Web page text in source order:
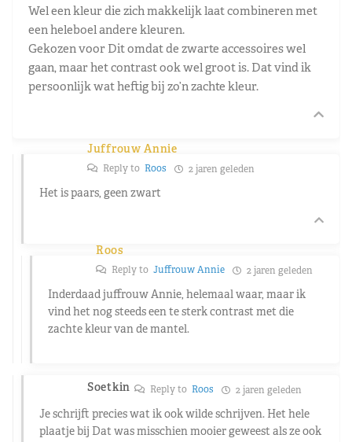
Wel een kleur die zich makkelijk laat combineren met
een heleboel andere kleuren.
Gekozen voor Dit omdat de zwarte accessoires wel
gaan, maar het contrast ook wel groot is. Dat vind ik
persoonlijk wat heftig bij zo’n zachte kleur.
Juffrouw Annie
Reply to Roos 2 jaren geleden
Het is paars, geen zwart
Roos
Reply to Juffrouw Annie 2 jaren geleden
Inderdaad juffrouw Annie, helemaal waar, maar ik
vind het nog steeds een te sterk contrast met die
zachte kleur van de mantel.
Soetkin Reply to Roos 2 jaren geleden
Je schrijft precies wat ik ook wilde schrijven. Het hele
plaatje bij Dat was misschien mooier geweest als ze ook